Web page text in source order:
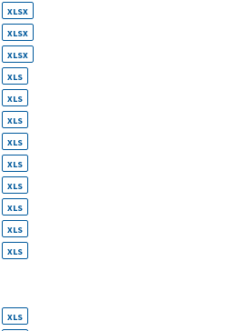
XLSX
XLSX
XLSX
XLS
XLS
XLS
XLS
XLS
XLS
XLS
XLS
XLS
XLS